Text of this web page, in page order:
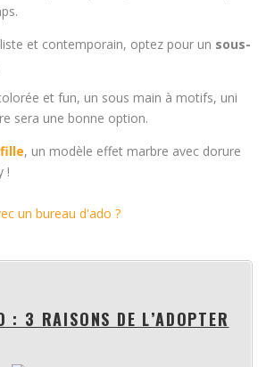
et contemporain, optez pour un sous-
et fun, un sous main à motifs, uni
sera une bonne option.
, un modèle effet marbre avec dorure
!
: 3 RAISONS DE L’ADOPTER